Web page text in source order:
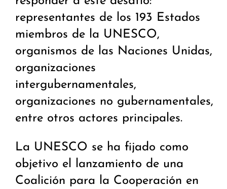
representantes de los 193 Estados
miembros de la UNESCO,
organismos de las Naciones Unidas,
organizaciones
intergubernamentales,
organizaciones no gubernamentales,
entre otros actores principales.
La UNESCO se ha fijado como
objetivo el lanzamiento de una
Coalición para la Cooperación en